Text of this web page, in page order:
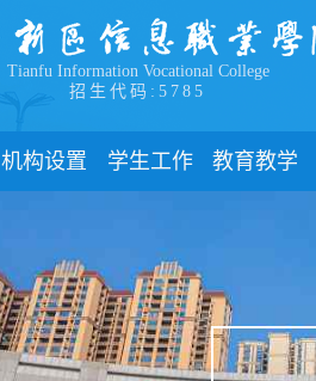
Tianfu Information Vocational College
招生代码:5785
机构设置
职能部门
学生工作
新闻动态
团委
管理制度
学生风采
教育教学
教学制度
教学通知
教学动态